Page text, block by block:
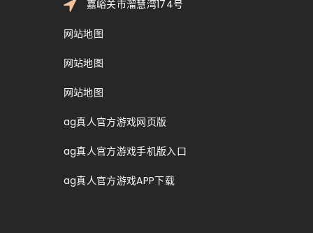
嘉峪关市溜慧湾174号
网站地图
网站地图
网站地图
ag真人官方游戏网页版
ag真人官方游戏手机版入口
ag真人官方游戏APP下载